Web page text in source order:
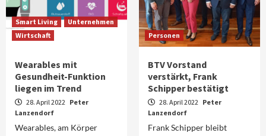
Smart Living
Unternehmen
Wirtschaft
Wearables mit
Gesundheit-Funktion
liegen im Trend
28. April 2022 Peter
Lanzendorf
Wearables, am Körper
Personen
BTV Vorstand
verstärkt, Frank
Schipper bestätigt
28. April 2022 Peter
Lanzendorf
Frank Schipper bleibt